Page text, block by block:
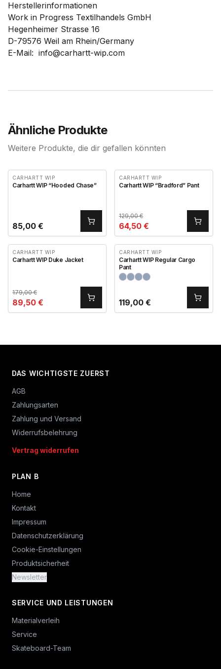
Herstellerinformationen
Work in Progress Textilhandels GmbH
Hegenheimer Strasse 16
D-79576 Weil am Rhein/Germany
E-Mail: info@carhartt-wip.com
Ähnliche Produkte
Weitere Produkte, die dir gefallen könnten
CARHARTT WIP
Carhartt WIP “Hooded Chase”
85,00 €
CARHARTT WIP
Carhartt WIP “Bradford” Pant
129,00€
64,50 €
CARHARTT WIP
Carhartt WIP Duke Jacket
179,00€
89,50 €
CARHARTT WIP
Carhartt WIP Regular Cargo
Pant
119,00 €
DAS WICHTIGSTE ZUERST
AGB
Zahlungsarten
Zahlung und Versand
Widerrufsbelehrung
Vertrag widerrufen
PLAN B
Home
Kontakt
Impressum
Datenschutzerklärung
Cookie-Einstellungen
Produktsicherheit
Newsletter
SERVICE UND LEISTUNGEN
Materialverleih
Service
Skateboard-Team